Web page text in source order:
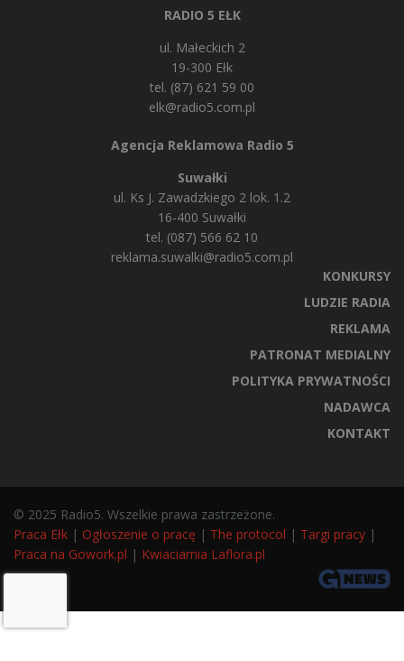
RADIO 5 EŁK
ul. Małeckich 2
19-300 Ełk
tel. (87) 621 59 00
elk@radio5.com.pl
Agencja Reklamowa Radio 5
Suwałki
ul. Ks J. Zawadzkiego 2 lok. 1.2
16-400 Suwałki
tel. (087) 566 62 10
reklama.suwalki@radio5.com.pl
KONKURSY
LUDZIE RADIA
REKLAMA
PATRONAT MEDIALNY
POLITYKA PRYWATNOŚCI
NADAWCA
KONTAKT
© 2025 Radio5. Wszelkie prawa zastrzeżone.
Praca Ełk | Ogłoszenie o pracę | The protocol | Targi pracy |
Praca na Gowork.pl | Kwiaciarnia Laflora.pl